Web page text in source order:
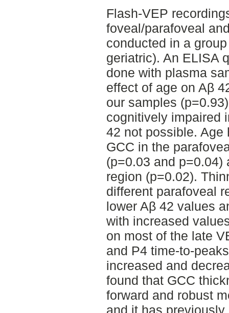
Flash-VEP
foveal/parafoveal
conducted in a
geriatric). An ELISA
done with plasma
effect of age on Aβ
our samples
cognitively impaired
42 not possible. Age
GCC in the
(p=0.03 and p=0.04)
region (p=0.02).
different parafoveal
lower Aβ 42 values
with increased
on most of the late
and P4 time-to-
increased and
found that GCC
forward and robust
and it has